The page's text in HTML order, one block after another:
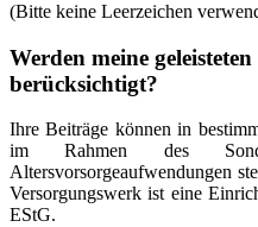
(Bitte keine Leerzeichen
Werden meine
berücksichtigt?
Ihre Beiträge können in
im Rahmen des
Altersvorsorgeaufwendungen
Versorgungswerk ist eine
EStG.